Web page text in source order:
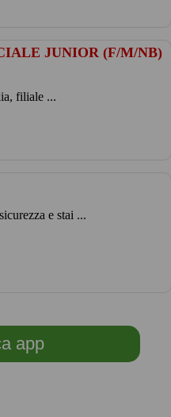
JUNIOR (F/M/NB)
filiale ...
e stai ...
app